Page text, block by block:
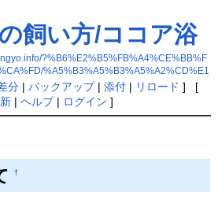
飼い方/ココア浴
?%B6%E2%B5%FB%A4%CE%BB%F
%A5%B3%A5%B3%A5%A2%CD%E1
分| バックアップ| 添付| リロード ] [
| ヘルプ| ログイン ]
†